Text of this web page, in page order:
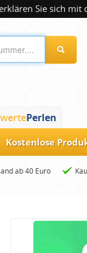
Sie sich
Perlen
Kostenlose
ab 40 Euro